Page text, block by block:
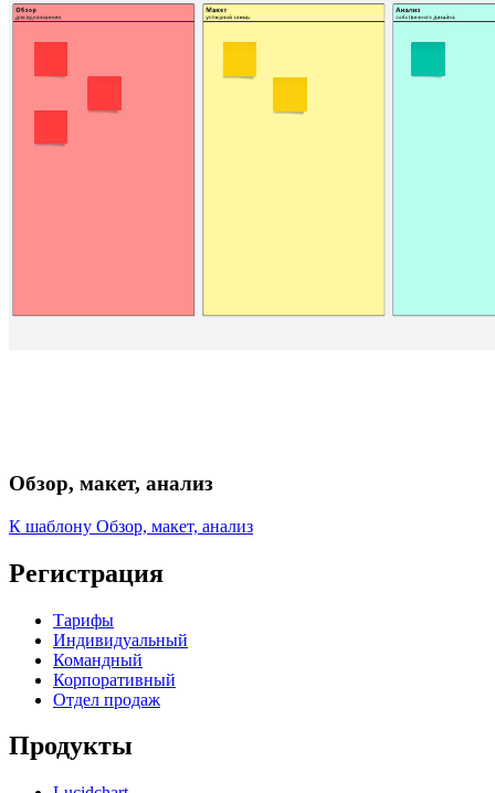
Обзор, макет, анализ
К шаблону Обзор, макет, анализ
Регистрация
Тарифы
Индивидуальный
Командный
Корпоративный
Отдел продаж
Продукты